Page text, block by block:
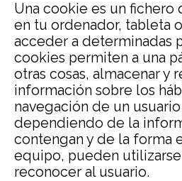
Una cookie es un fichero
en tu ordenador, tableta
acceder a determinadas
cookies permiten a una
otras cosas, almacenar y
información sobre los
navegación de un
dependiendo de la
contengan y de la forma
equipo, pueden
reconocer al usuario.